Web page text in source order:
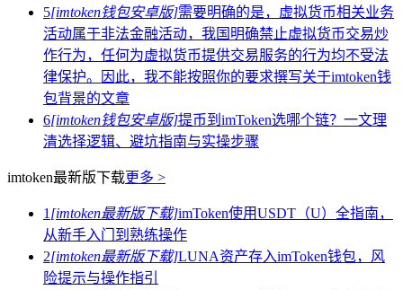
5[imtoken钱包安卓版]需要明确的是，虚拟货币相关业务
活动属于非法金融活动，我国明确禁止虚拟货币交易炒
作行为，任何为虚拟货币提供交易服务的行为均不受法
律保护。因此，我不能按照你的要求撰写关于imtoken钱
包背景的文章
6[imtoken钱包安卓版]提币到imToken选哪个链？一文理
清选择逻辑、避坑指南与实操步骤
imtoken最新版下载更多 >
1 [imtoken最新版下载]imToken使用USDT（U）全指南，
从新手入门到熟练操作
2[imtoken最新版下载]LUNA资产存入imToken钱包，风
险提示与操作指引